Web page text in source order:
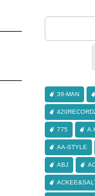
39-MAN
775
AA-STYLE
ABJ